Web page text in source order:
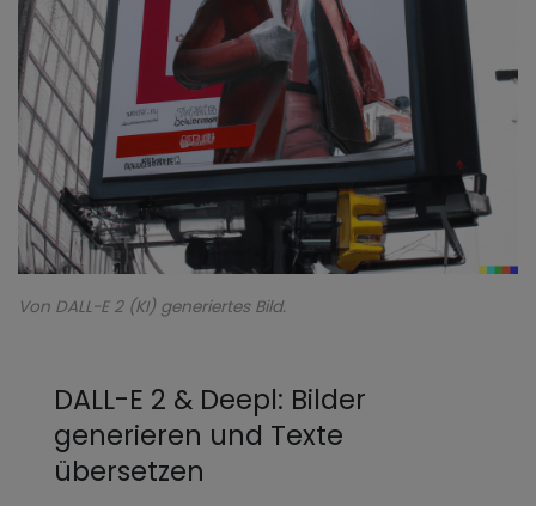
Von DALL-E 2 (KI) generiertes Bild.
DALL-E 2 & Deepl: Bilder
generieren und Texte
übersetzen